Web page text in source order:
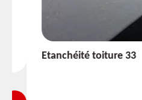
Etanchéité toiture 33